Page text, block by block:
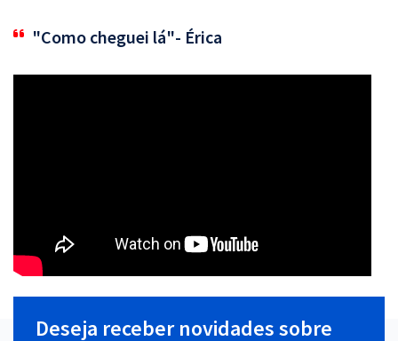
"Como cheguei lá"- Érica
Deseja receber novidades sobre